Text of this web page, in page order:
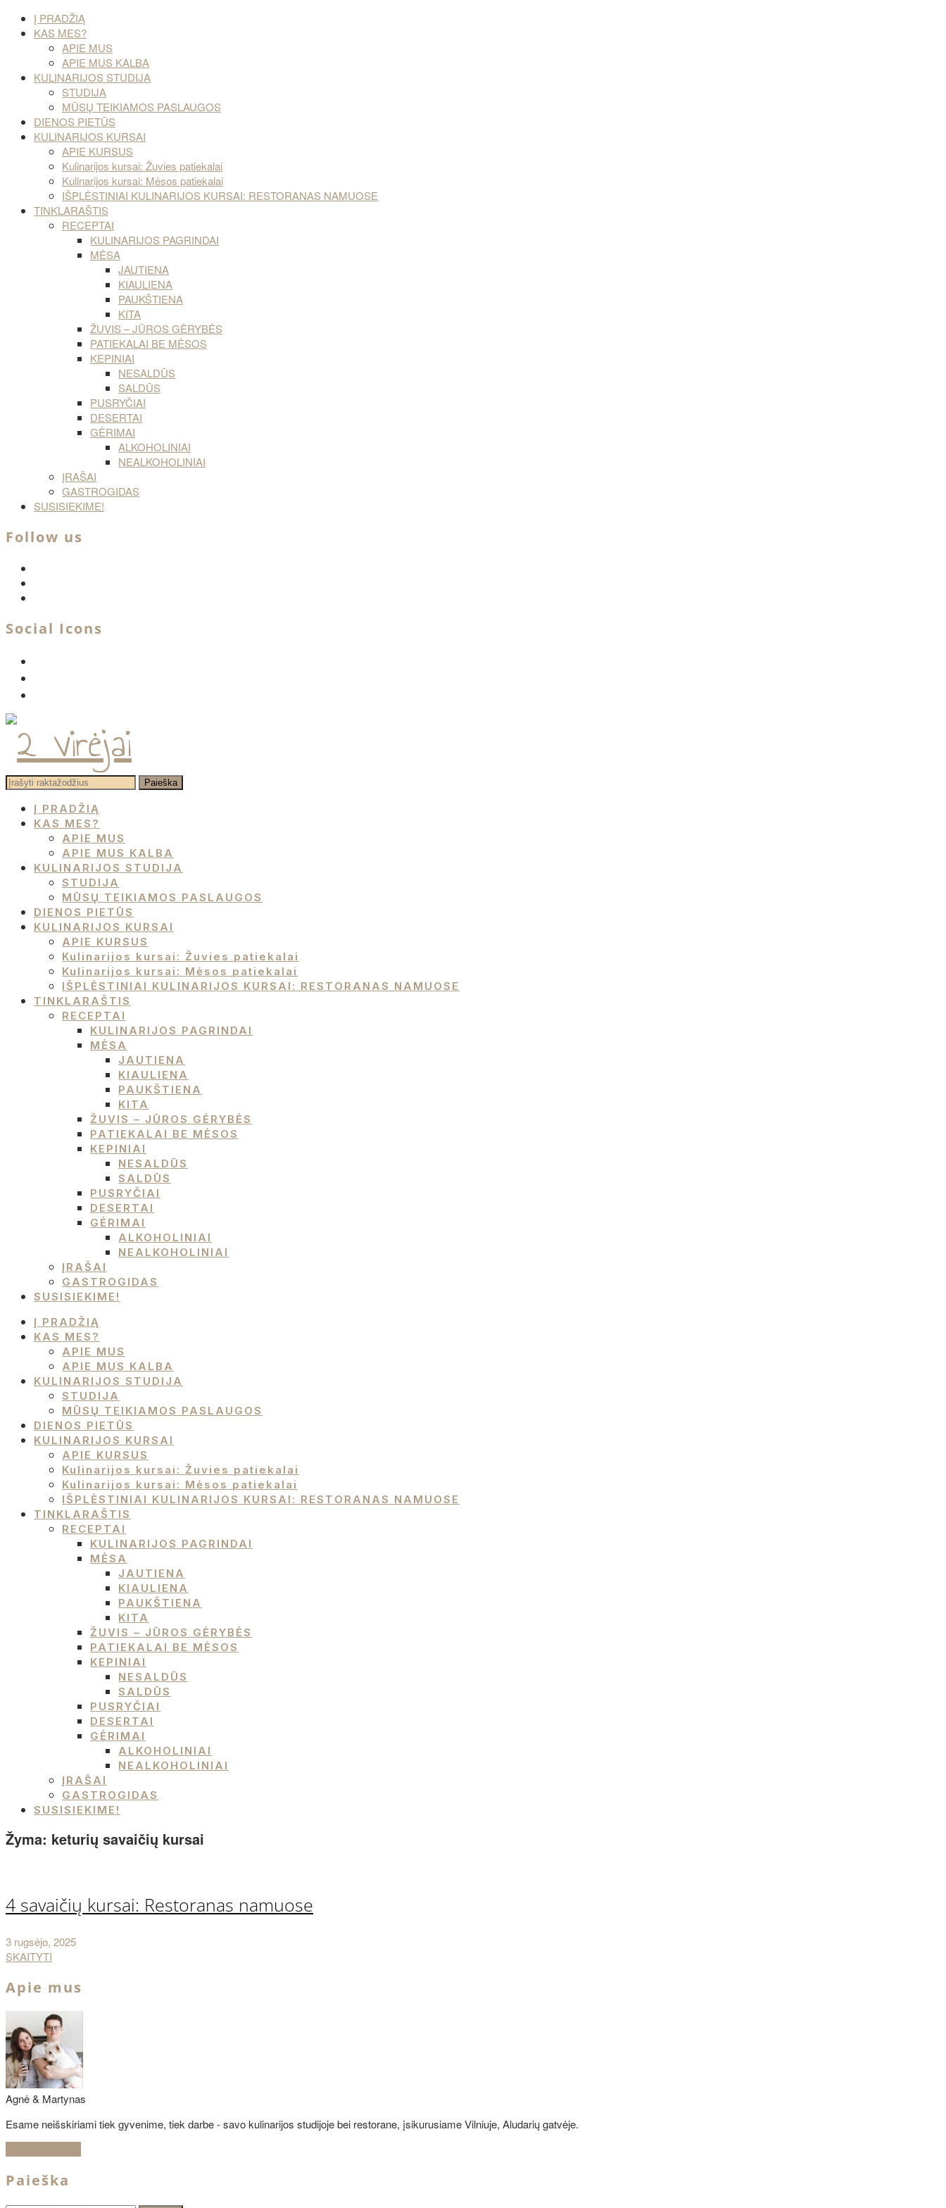
Į PRADŽIĄ
KAS MES?
APIE MUS
APIE MUS KALBA
KULINARIJOS STUDIJA
STUDIJA
MŪSŲ TEIKIAMOS PASLAUGOS
DIENOS PIETŪS
KULINARIJOS KURSAI
APIE KURSUS
Kulinarijos kursai: Žuvies patiekalai
Kulinarijos kursai: Mėsos patiekalai
IŠPLĖSTINIAI KULINARIJOS KURSAI: RESTORANAS NAMUOSE
TINKLARAŠTIS
RECEPTAI
KULINARIJOS PAGRINDAI
MĖSA
JAUTIENA
KIAULIENA
PAUKŠTIENA
KITA
ŽUVIS – JŪROS GĖRYBĖS
PATIEKALAI BE MĖSOS
KEPINIAI
NESALDŪS
SALDŪS
PUSRYČIAI
DESERTAI
GĖRIMAI
ALKOHOLINIAI
NEALKOHOLINIAI
ĮRAŠAI
GASTROGIDAS
SUSISIEKIME!
Follow us
Social Icons
Į PRADŽIĄ
KAS MES?
APIE MUS
APIE MUS KALBA
KULINARIJOS STUDIJA
STUDIJA
MŪSŲ TEIKIAMOS PASLAUGOS
DIENOS PIETŪS
KULINARIJOS KURSAI
APIE KURSUS
Kulinarijos kursai: Žuvies patiekalai
Kulinarijos kursai: Mėsos patiekalai
IŠPLĖSTINIAI KULINARIJOS KURSAI: RESTORANAS NAMUOSE
TINKLARAŠTIS
RECEPTAI
KULINARIJOS PAGRINDAI
MĖSA
JAUTIENA
KIAULIENA
PAUKŠTIENA
KITA
ŽUVIS – JŪROS GĖRYBĖS
PATIEKALAI BE MĖSOS
KEPINIAI
NESALDŪS
SALDŪS
PUSRYČIAI
DESERTAI
GĖRIMAI
ALKOHOLINIAI
NEALKOHOLINIAI
ĮRAŠAI
GASTROGIDAS
SUSISIEKIME!
Į PRADŽIĄ
KAS MES?
APIE MUS
APIE MUS KALBA
KULINARIJOS STUDIJA
STUDIJA
MŪSŲ TEIKIAMOS PASLAUGOS
DIENOS PIETŪS
KULINARIJOS KURSAI
APIE KURSUS
Kulinarijos kursai: Žuvies patiekalai
Kulinarijos kursai: Mėsos patiekalai
IŠPLĖSTINIAI KULINARIJOS KURSAI: RESTORANAS NAMUOSE
TINKLARAŠTIS
RECEPTAI
KULINARIJOS PAGRINDAI
MĖSA
JAUTIENA
KIAULIENA
PAUKŠTIENA
KITA
ŽUVIS – JŪROS GĖRYBĖS
PATIEKALAI BE MĖSOS
KEPINIAI
NESALDŪS
SALDŪS
PUSRYČIAI
DESERTAI
GĖRIMAI
ALKOHOLINIAI
NEALKOHOLINIAI
ĮRAŠAI
GASTROGIDAS
SUSISIEKIME!
Žyma: keturių savaičių kursai
4 savaičių kursai: Restoranas namuose
3 rugsėjo, 2025
SKAITYTI
Apie mus
Agnė & Martynas
Esame neišskiriami tiek gyvenime, tiek darbe - savo kulinarijos studijoje bei restorane, įsikurusiame Vilniuje, Aludarių gatvėje.
Paieška